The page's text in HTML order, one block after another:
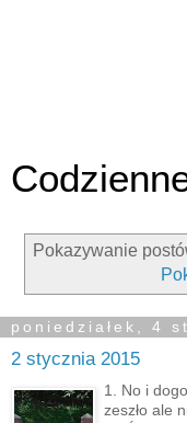
Pokazywanie
poniedziałek, 4
2 stycznia 2015
1. No i
zeszło ale